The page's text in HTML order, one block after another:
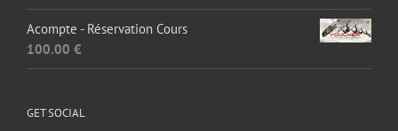
Acompte - Réservation Cours
100.00 €
GET SOCIAL